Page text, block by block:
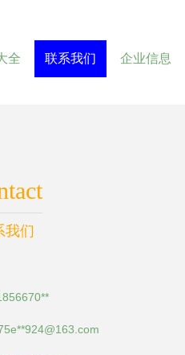
全 联系我们 企业信息
我们
924@163.com